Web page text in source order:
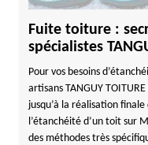
Fuite toiture :
spécialistes
Pour vos besoins
artisans TANGUY
jusqu’à la réalisation
l’étanchéité d’un toit sur
des méthodes très